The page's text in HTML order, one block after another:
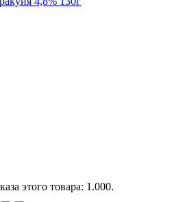
этого товара: 1.000.